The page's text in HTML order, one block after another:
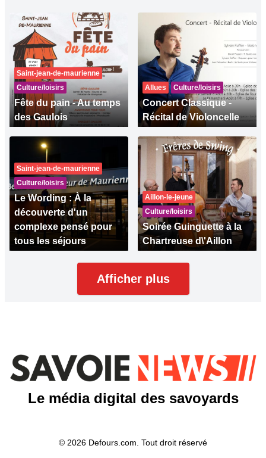
Saint-jean-de-maurienne
Culture/loisirs
Fête du pain - Au temps
des Gaulois
Allues Culture/loisirs
Concert Classique -
Récital de Violoncelle
Saint-jean-de-maurienne
Culture/loisirs
Le Wording : À la
découverte d'un
complexe pensé pour
tous les séjours
Aillon-le-jeune
Culture/loisirs
Soirée Guinguette à la
Chartreuse d\'Aillon
Afficher plus
Le média digital des savoyards
© 2026 Defours.com. Tout droit réservé